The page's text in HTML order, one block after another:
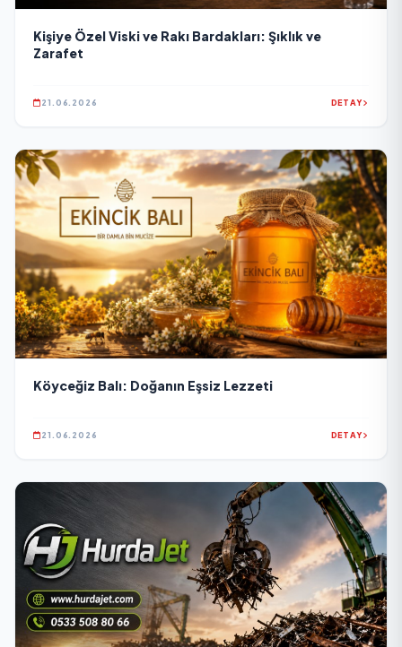
Kişiye Özel Viski ve Rakı Bardakları: Şıklık ve
Zarafet
21.06.2026 DETAY
Köyceğiz Balı: Doğanın Eşsiz Lezzeti
21.06.2026 DETAY